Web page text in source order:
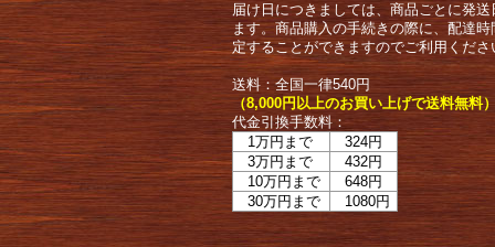
届け日につきましては、商品ごとに発
ます。商品購入の手続きの際に、配達
定することができますのでご利用くださ
送料：全国一律540円
（8,000円以上のお買い上げで送料無料
代金引換手数料：
1万円まで
324円
3万円まで
432円
10万円まで
648円
30万円まで
1080円